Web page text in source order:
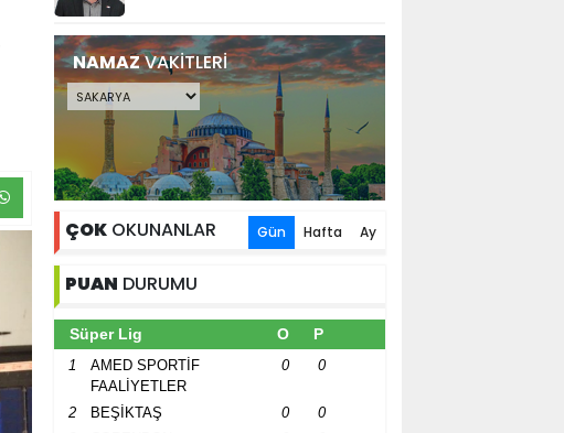
NAMAZVAKİTLERİ
ÇOK OKUNANLAR Gün Hafta Ay
PUAN DURUMU
Süper Lig O P
1
AMED SPORTİF
FAALİYETLER
0 0
2 BEŞİKTAŞ 0
0